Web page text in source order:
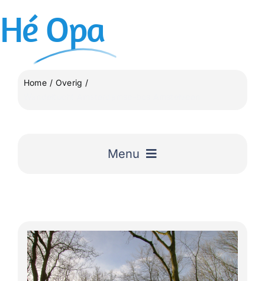
inhoud
Hé Opa
Home
Overig
Menu
Uitgelicht
Lange Afstand Wandeltochten